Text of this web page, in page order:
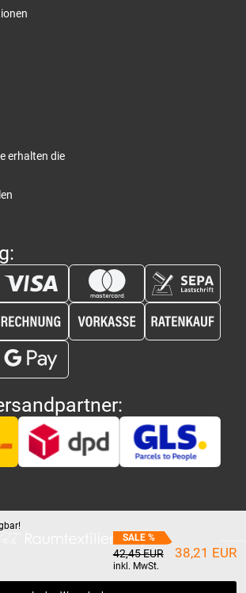
SALE %
42,45 EUR 38,21 EUR
inkl. MwSt.
erhalten die